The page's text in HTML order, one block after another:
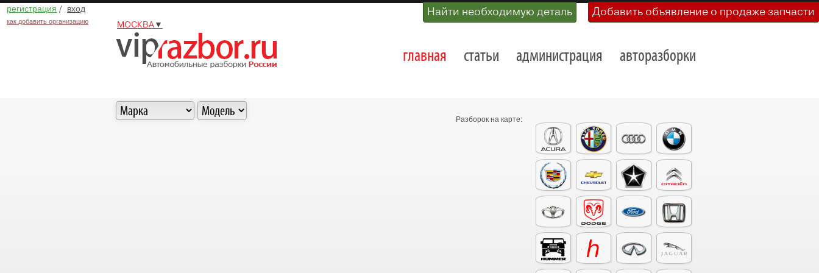
регистрация / вход
как добавить организацию
Найти необходимую деталь Добавить объявление о продаже запчасти
МОСКВА▼
главная статьи администрация авторазборки
Разборок на карте: